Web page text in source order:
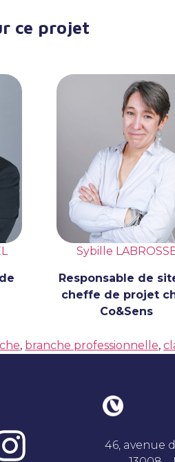
ce projet
Sybille
Responsable de
cheffe de projet
Co&Sens
, branche professionnelle,
46, avenue